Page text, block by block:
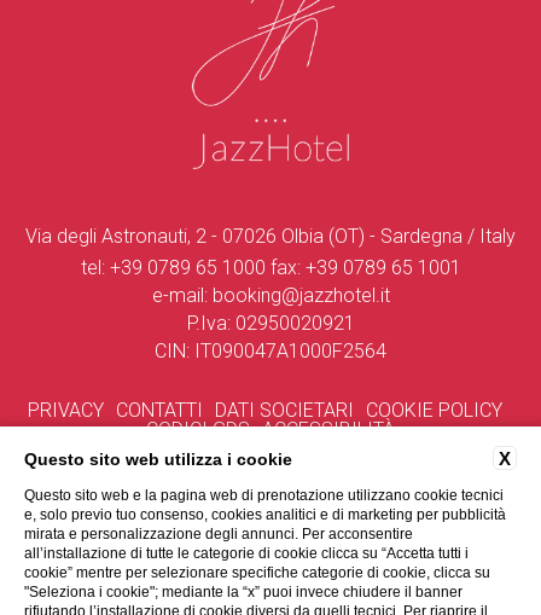
Via degli Astronauti, 2 - 07026 Olbia (OT) - Sardegna / Italy
tel: +39 0789 65 1000 fax: +39 0789 65 1001
e-mail: booking@jazzhotel.it
P.Iva: 02950020921
CIN: IT090047A1000F2564
PRIVACY CONTATTI DATI SOCIETARI
COOKIE POLICY
CODICI GDS ACCESSIBILITÀ
Questa azienda ha ricevuto aiuti di Stato e/o aiuti de Minimis. Per dettagli si rinvia a
quanto pubblicato, per i rispettivi anni di competenza, sul RNA e/o nella Nota
Integrativa di Bilancio pubblicato nel Registro delle Imprese della CCIAA-SS
X
Questo sito web utilizza i cookie
Questo sito web e la pagina web di prenotazione utilizzano cookie tecnici
e, solo previo tuo consenso, cookies analitici e di marketing per pubblicità
mirata e personalizzazione degli annunci. Per acconsentire
all’installazione di tutte le categorie di cookie clicca su “Accetta tutti i
cookie” mentre per selezionare specifiche categorie di cookie, clicca su
"Seleziona i cookie"; mediante la “x” puoi invece chiudere il banner
rifiutando l’installazione di cookie diversi da quelli tecnici. Per riaprire il